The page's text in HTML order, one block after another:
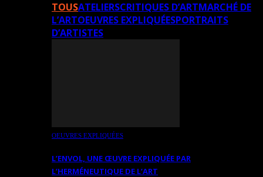
TOUSATELIERSCRITIQUES D’ARTMARCHÉ DE
L’ARTOEUVRES EXPLIQUÉESPORTRAITS
D’ARTISTES
OEUVRES EXPLIQUÉES
L’ENVOL, UNE ŒUVRE EXPLIQUÉE PAR
L’HERMÉNEUTIQUE DE L’ART